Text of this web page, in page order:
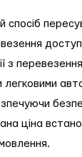
спосіб
з
ціна